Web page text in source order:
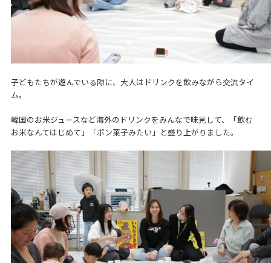
子どもたちが遊んでいる隙に、大人はドリンクを飲みながら交流タイ
ム。
韓国のお米ジュースなど海外のドリンクをみんなで味見して、「飲む
お米なんてはじめて」「ポン菓子みたい」と盛り上がりました。